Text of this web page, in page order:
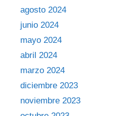
agosto 2024
junio 2024
mayo 2024
abril 2024
marzo 2024
diciembre 2023
noviembre 2023